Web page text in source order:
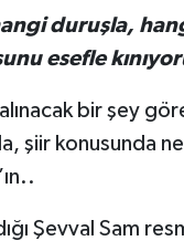
duruşla,
esefle
bir şey
şiir konusunda
Şevval Sam